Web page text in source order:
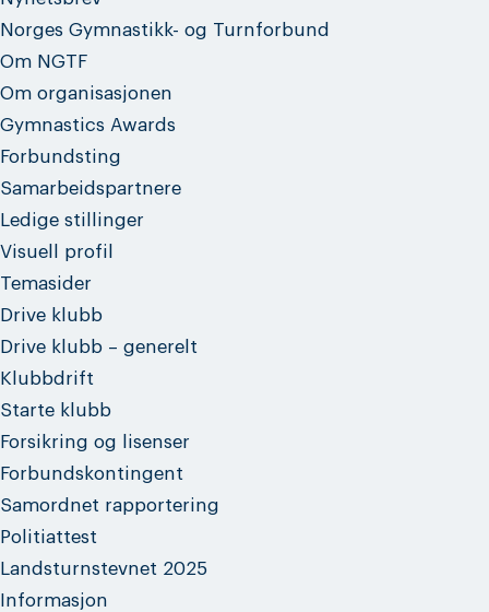
Norges Gymnastikk- og Turnforbund
Om NGTF
Om organisasjonen
Gymnastics Awards
Forbundsting
Samarbeidspartnere
Ledige stillinger
Visuell profil
Temasider
Drive klubb
Drive klubb – generelt
Klubbdrift
Starte klubb
Forsikring og lisenser
Forbundskontingent
Samordnet rapportering
Politiattest
Landsturnstevnet 2025
Informasjon